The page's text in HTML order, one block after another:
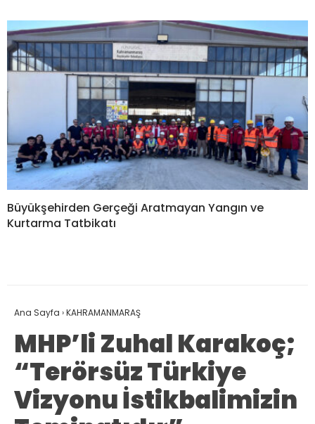
Büyükşehirden Gerçeği Aratmayan Yangın ve
Kurtarma Tatbikatı
Ana Sayfa ›KAHRAMANMARAŞ
MHP’li Zuhal Karakoç;
“Terörsüz Türkiye
Vizyonu İstikbalimizin